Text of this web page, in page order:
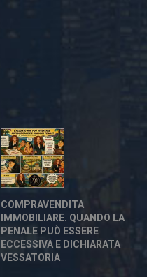
COMPRAVENDITA
IMMOBILIARE. QUANDO LA
PENALE PUÒ ESSERE
ECCESSIVA E DICHIARATA
VESSATORIA